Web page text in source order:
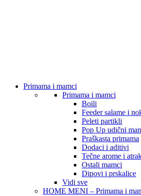
Primama i mamci
Primama i mamci
Boili
Feeder salame i
Peleti partikli
Pop Up udični
Praškasta primama
Dodaci i aditivi
Tečne arome i
Ostali mamci
Dipovi i prskalice
Vidi sve
HOME MENI – Primama i